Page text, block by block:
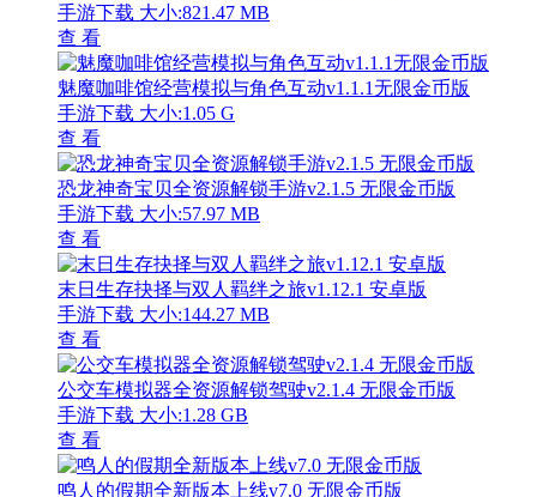
手游下载 大小:821.47 MB
查 看
魅魔咖啡馆经营模拟与角色互动v1.1.1无限金币版
手游下载 大小:1.05 G
查 看
恐龙神奇宝贝全资源解锁手游v2.1.5 无限金币版
手游下载 大小:57.97 MB
查 看
末日生存抉择与双人羁绊之旅v1.12.1 安卓版
手游下载 大小:144.27 MB
查 看
公交车模拟器全资源解锁驾驶v2.1.4 无限金币版
手游下载 大小:1.28 GB
查 看
鸣人的假期全新版本上线v7.0 无限金币版